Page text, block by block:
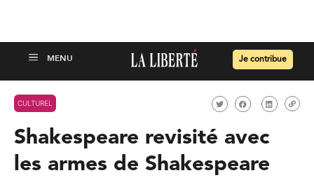
Je contribue
CULTUREL
Shakespeare revisité avec
les armes de Shakespeare